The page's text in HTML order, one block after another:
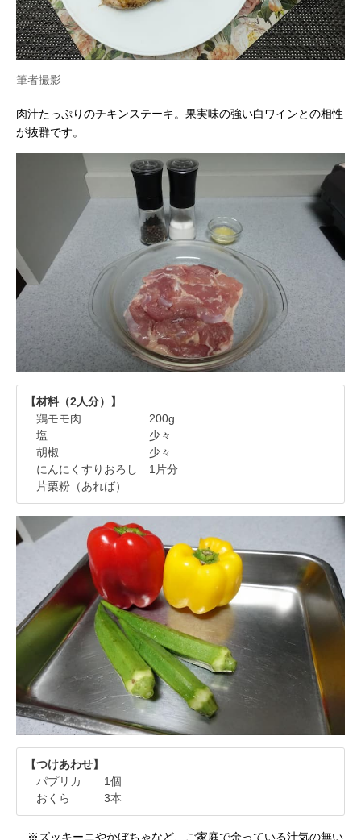
筆者撮影
肉汁たっぷりのチキンステーキ。果実味の強い白ワインとの相性
が抜群です。
【材料（2人分）】
鶏モモ肉 200g
塩 少々
胡椒 少々
にんにくすりおろし 1片分
片栗粉（あれば）
【つけあわせ】
パプリカ 1個
おくら 3本
※ズッキーニやかぼちゃなど、ご家庭で余っている汁気の無い